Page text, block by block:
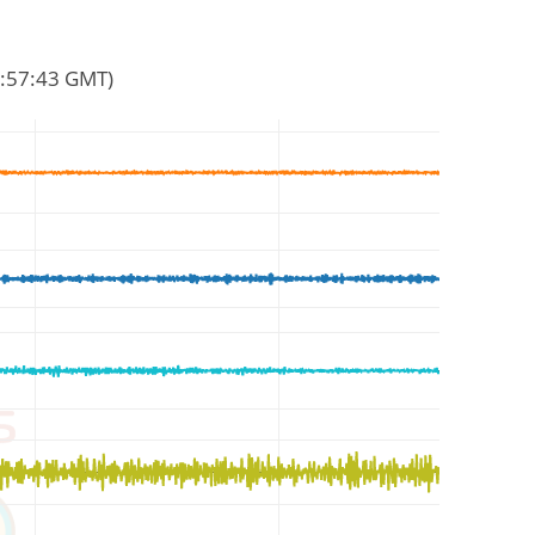
GMT)